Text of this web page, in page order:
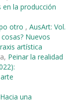
la producción
otro , AusArt: Vol.
Nuevos
artística
Peinar la realidad
Hacia una